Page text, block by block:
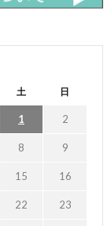
土 日
1 2
8 9
15 16
22 23